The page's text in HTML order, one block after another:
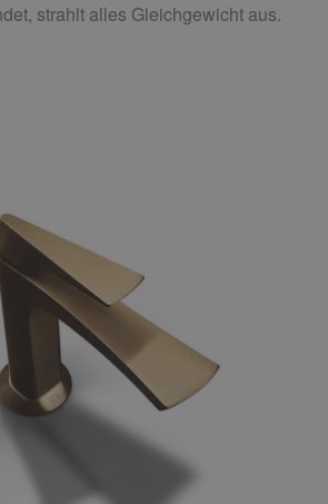
strahlt alles Gleichgewicht aus.